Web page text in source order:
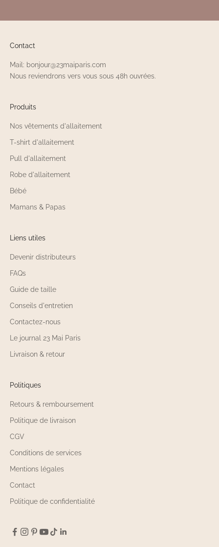
Contact
Mail: bonjour@23maiparis.com
Nous reviendrons vers vous sous 48h ouvrées.
Produits
Nos vêtements d'allaitement
T-shirt d'allaitement
Pull d'allaitement
Robe d'allaitement
Bébé
Mamans & Papas
Liens utiles
Devenir distributeurs
FAQs
Guide de taille
Conseils d'entretien
Contactez-nous
Le journal 23 Mai Paris
Livraison & retour
Politiques
Retours & remboursement
Politique de livraison
CGV
Conditions de services
Mentions légales
Contact
Politique de confidentialité